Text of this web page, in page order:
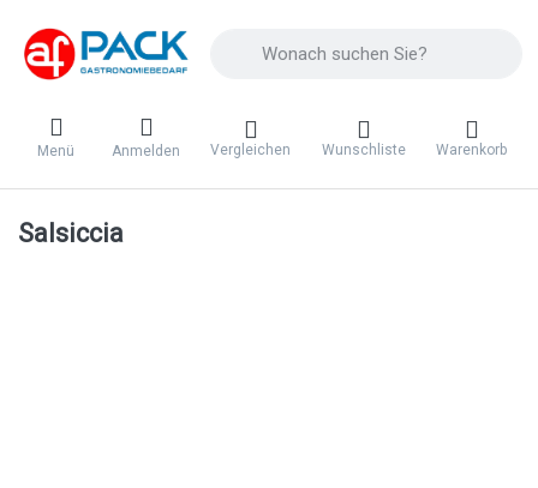
Menü Anmelden Vergleichen Wunschliste Warenkorb
Salsiccia